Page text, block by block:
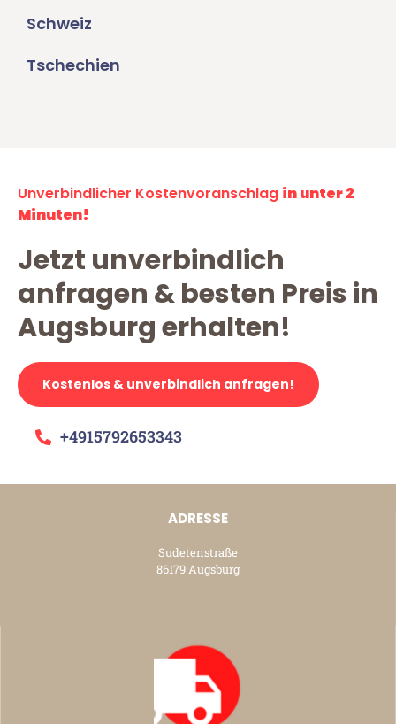
Schweiz
Tschechien
Unverbindlicher Kostenvoranschlag in unter 2
Minuten!
Jetzt unverbindlich
anfragen & besten Preis in
Augsburg erhalten!
Kostenlos & unverbindlich anfragen!
+4915792653343
ADRESSE
Sudetenstraße
86179 Augsburg